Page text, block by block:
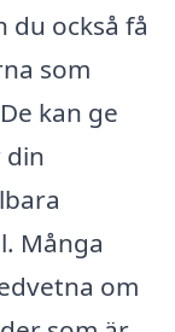
du också få
som
kan ge
din
Många
om